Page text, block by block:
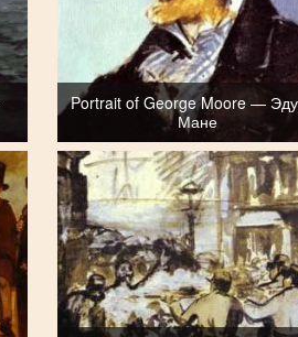
Portrait of George Moore —
Мане